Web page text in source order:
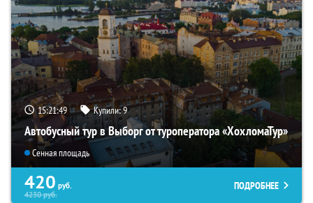
15:21:48 Купили:9
Автобусный тур в Выборг от туроператора «ХохломаТур»
Сенная площадь
420 руб.
4230руб.
ПОДРОБНЕЕ